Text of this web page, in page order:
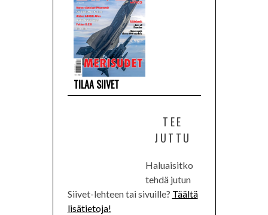
TILAA SIIVET
TEE
JUTTU
Haluaisitko
tehdä jutun
Siivet-lehteen tai sivuille? Täältä
lisätietoja!